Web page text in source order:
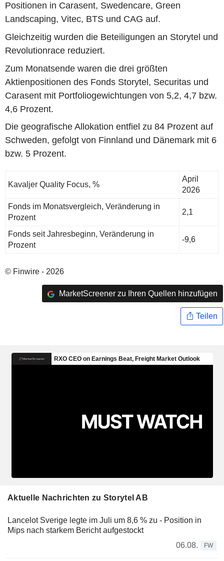
Positionen in Carasent, Swedencare, Green
Landscaping, Vitec, BTS und CAG auf.
Gleichzeitig wurden die Beteiligungen an Storytel und
Revolutionrace reduziert.
Zum Monatsende waren die drei größten
Aktienpositionen des Fonds Storytel, Securitas und
Carasent mit Portfoliogewichtungen von 5,2, 4,7 bzw.
4,6 Prozent.
Die geografische Allokation entfiel zu 84 Prozent auf
Schweden, gefolgt von Finnland und Dänemark mit 6
bzw. 5 Prozent.
Kavaljer Quality Focus, %
April
2026
Fonds im Monatsvergleich, Veränderung in
Prozent
2,1
Fonds seit Jahresbeginn, Veränderung in
Prozent
-9,6
© Finwire - 2026
MarketScreener zu Ihren Quellen hinzufügen
Teilen
Aktuelle Nachrichten zu Storytel AB
Lancelot Sverige legte im Juli um 8,6 % zu - Position in
Mips nach starkem Bericht aufgestockt
06.08.
FW